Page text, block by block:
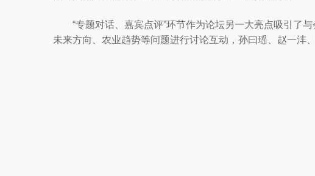
“专题对话、嘉宾点评”环节作为论坛另一大亮点吸引了与
未来方向、农业趋势等问题进行讨论互动，孙曰瑶、赵一沣